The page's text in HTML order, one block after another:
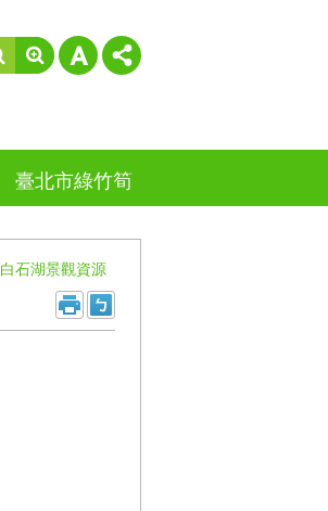
臺北市綠竹筍
白石湖景觀資源